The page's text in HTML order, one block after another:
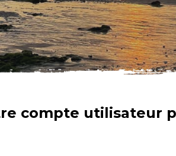
compte utilisateur